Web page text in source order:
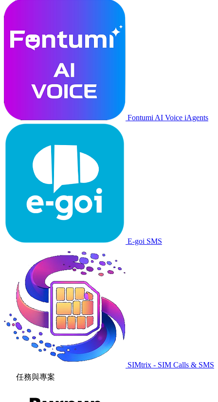
Fontumi AI Voice iAgents
E-goi SMS
SIMtrix - SIM Calls & SMS
任務與專案